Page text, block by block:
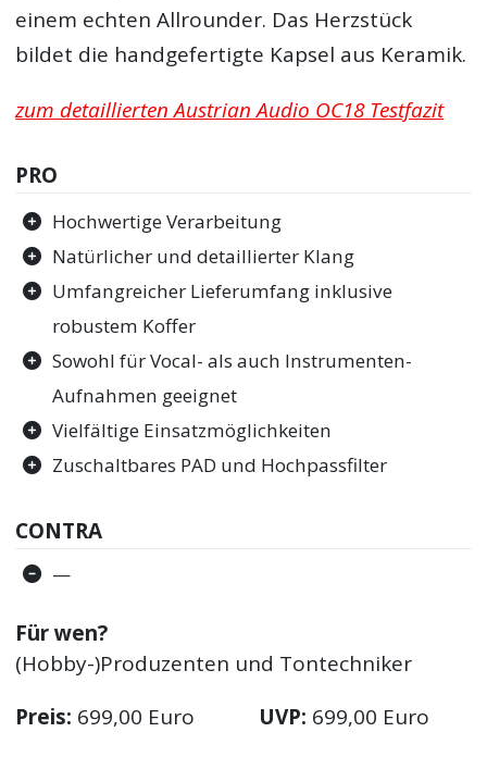
einem echten Allrounder. Das Herzstück
bildet die handgefertigte Kapsel aus Keramik.
zum detaillierten Austrian Audio OC18 Testfazit
PRO
Hochwertige Verarbeitung
Natürlicher und detaillierter Klang
Umfangreicher Lieferumfang inklusive
robustem Koffer
Sowohl für Vocal- als auch Instrumenten-
Aufnahmen geeignet
Vielfältige Einsatzmöglichkeiten
Zuschaltbares PAD und Hochpassfilter
CONTRA
—
Für wen?
(Hobby-)Produzenten und Tontechniker
Preis: 699,00 Euro UVP: 699,00 Euro